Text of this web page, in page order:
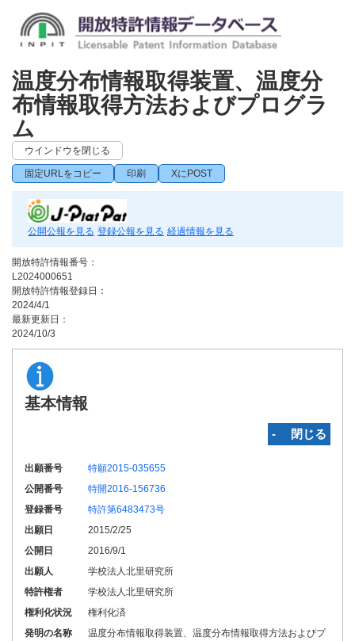
温度分布情報取得装置、温度分
布情報取得方法およびプログラ
ム
ウインドウを閉じる
固定URLをコピー 印刷 XにPOST
公開公報を見る 登録公報を見る 経過情報を見る
開放特許情報番号：
L2024000651
開放特許情報登録日：
2024/4/1
最新更新日：
2024/10/3
基本情報
‐ 閉じる
出願番号
特願2015-035655
公開番号
特開2016-156736
登録番号
特許第6483473号
出願日
2015/2/25
公開日
2016/9/1
出願人
学校法人北里研究所
特許権者
学校法人北里研究所
権利化状況
権利化済
発明の名称
温度分布情報取得装置、温度分布情報取得方法およびプ